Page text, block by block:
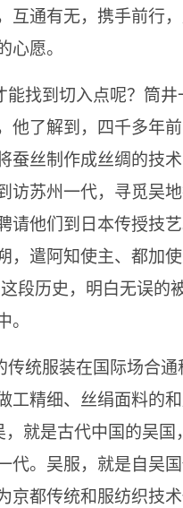
互通有无，携手前行
心愿。
能找到切入点呢？筒
他了解到，四千多年
蚕丝制作成丝绸的技术
访苏州一代，寻觅吴
请他们到日本传授技
，遣阿知使主、都加
段历史，明白无误的
传统服装在国际场合通
工精细、丝绢面料的
，就是古代中国的吴
代。吴服，就是自吴
京都传统和服纺织技